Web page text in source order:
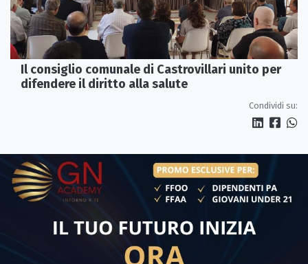
Il consiglio comunale di Castrovillari unito per
difendere il diritto alla salute
Condividi su: